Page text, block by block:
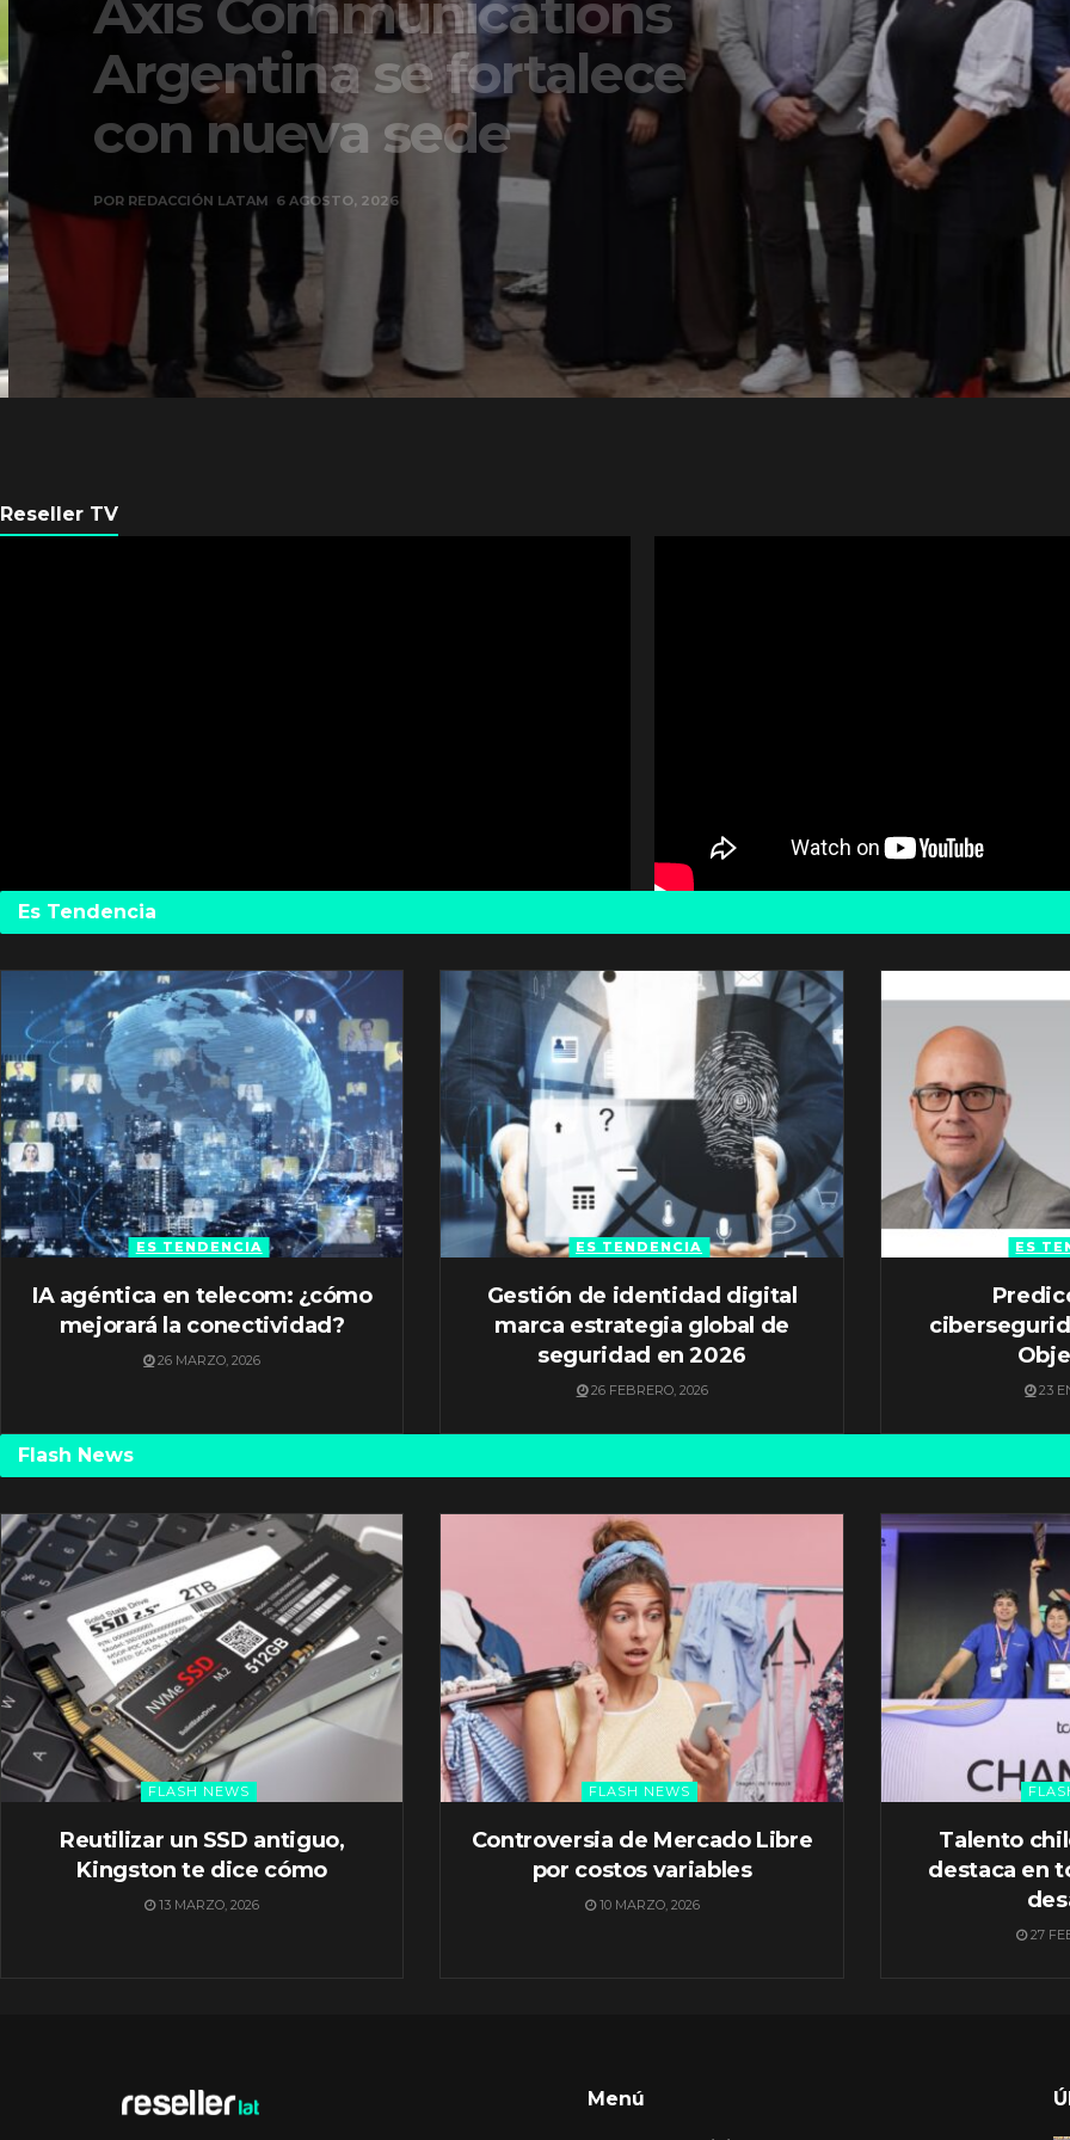
Axis Communications
Argentina se fortalece
con nueva sede
REDACCIÓN LATAM 6 AGOSTO, 2026
Reseller TV
Es Tendencia
ES TENDENCIA
IA agéntica en telecom: ¿cómo
mejorará la conectividad?
26 MARZO, 2026
ES TENDENCIA
Gestión de identidad digital
marca estrategia global de
seguridad en 2026
26 FEBRERO, 2026
ES
23
Flash News
FLASH NEWS
Reutilizar un SSD antiguo,
Kingston te dice cómo
13 MARZO, 2026
FLASH NEWS
Controversia de Mercado Libre
por costos variables
10 MARZO, 2026
Talento
destaca en
27
Menú